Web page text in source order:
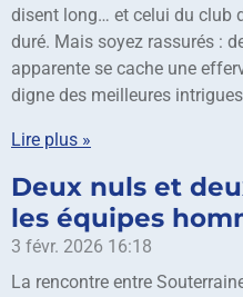
disent long… et celui du club
duré. Mais soyez rassurés :
apparente se cache une
digne des meilleures
Lire plus »
Deux nuls et
les équipes
3 févr. 2026 16:18
La rencontre entre